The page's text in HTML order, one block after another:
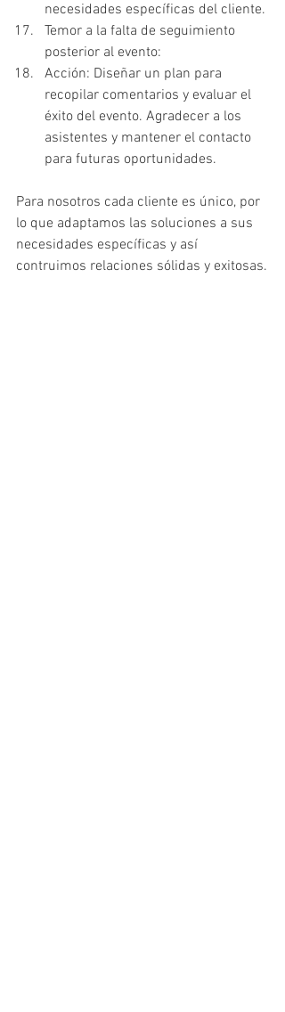
necesidades específicas del cliente.
Temor a la falta de seguimiento
posterior al evento:
Acción: Diseñar un plan para
recopilar comentarios y evaluar el
éxito del evento. Agradecer a los
asistentes y mantener el contacto
para futuras oportunidades.
Para nosotros cada cliente es único, por
lo que adaptamos las soluciones a sus
necesidades específicas y así
contruimos relaciones sólidas y exitosas.